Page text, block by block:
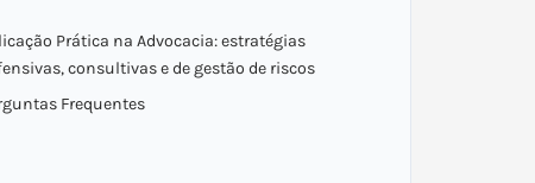
Prática na Advocacia: estratégias
consultivas e de gestão de riscos
Frequentes